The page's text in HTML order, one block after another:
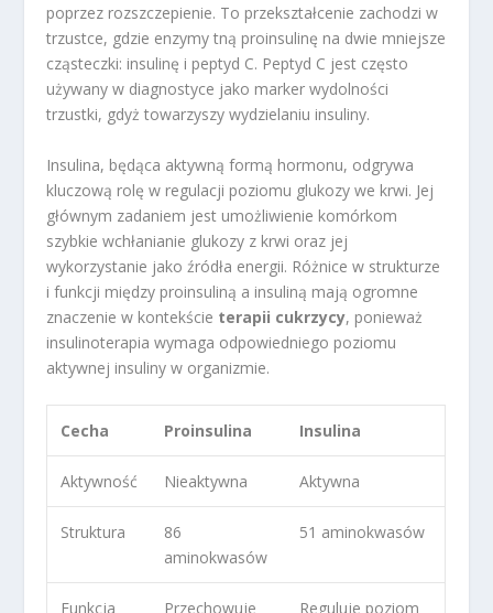
poprzez rozszczepienie. To przekształcenie zachodzi w
trzustce, gdzie enzymy tną proinsulinę na dwie mniejsze
cząsteczki: insulinę i peptyd C. Peptyd C jest często
używany w diagnostyce jako marker wydolności
trzustki, gdyż towarzyszy wydzielaniu insuliny.
Insulina, będąca aktywną formą hormonu, odgrywa
kluczową rolę w regulacji poziomu glukozy we krwi. Jej
głównym zadaniem jest umożliwienie komórkom
szybkie wchłanianie glukozy z krwi oraz jej
wykorzystanie jako źródła energii. Różnice w strukturze
i funkcji między proinsuliną a insuliną mają ogromne
znaczenie w kontekście terapii cukrzycy, ponieważ
insulinoterapia wymaga odpowiedniego poziomu
aktywnej insuliny w organizmie.
Cecha Proinsulina Insulina
Aktywność Nieaktywna Aktywna
Struktura
86
aminokwasów
51 aminokwasów
Funkcja Przechowuje Reguluje poziom